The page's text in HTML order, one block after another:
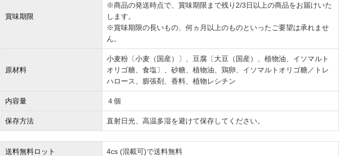
賞味期限
※商品の発送時点で、賞味期限まで残り2/3日以上の商品をお届けいた
します。
※賞味期限の長いもの、何ヵ月以上のものといったご要望は承れませ
ん。
原材料
小麦粉〔小麦（国産）〕、豆腐〔大豆（国産）、植物油、イソマルト
オリゴ糖、食塩〕、砂糖、植物油、鶏卵、イソマルトオリゴ糖／トレ
ハロース、膨張剤、香料、植物レシチン
内容量 ４個
保存方法 直射日光、高温多湿を避けて保存してください。
送料無料ロット 4cs (混載可)で送料無料